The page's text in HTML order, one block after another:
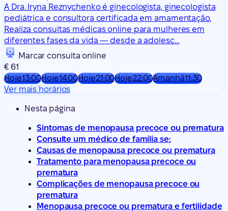
A Dra. Iryna Reznychenko é ginecologista, ginecologista
pediátrica e consultora certificada em amamentação.
Realiza consultas médicas online para mulheres em
diferentes fases da vida — desde a adolesc…
Marcar consulta online
€ 61
Hoje13:00Hoje14:00Hoje21:00Hoje22:00Amanhã11:30
Ver mais horários
Nesta página
Sintomas de menopausa precoce ou prematura
Consulte um médico de família se:
Causas de menopausa precoce ou prematura
Tratamento para menopausa precoce ou
prematura
Complicações de menopausa precoce ou
prematura
Menopausa precoce ou prematura e fertilidade